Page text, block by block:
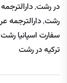
در رشت,
رشت,دارالترجمه
سفارت اسپانیا رشت
ترکیه در رشت